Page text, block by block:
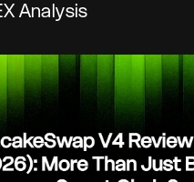
Analysis